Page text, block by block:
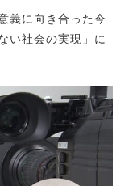
義に向き合った今
い社会の実現」に